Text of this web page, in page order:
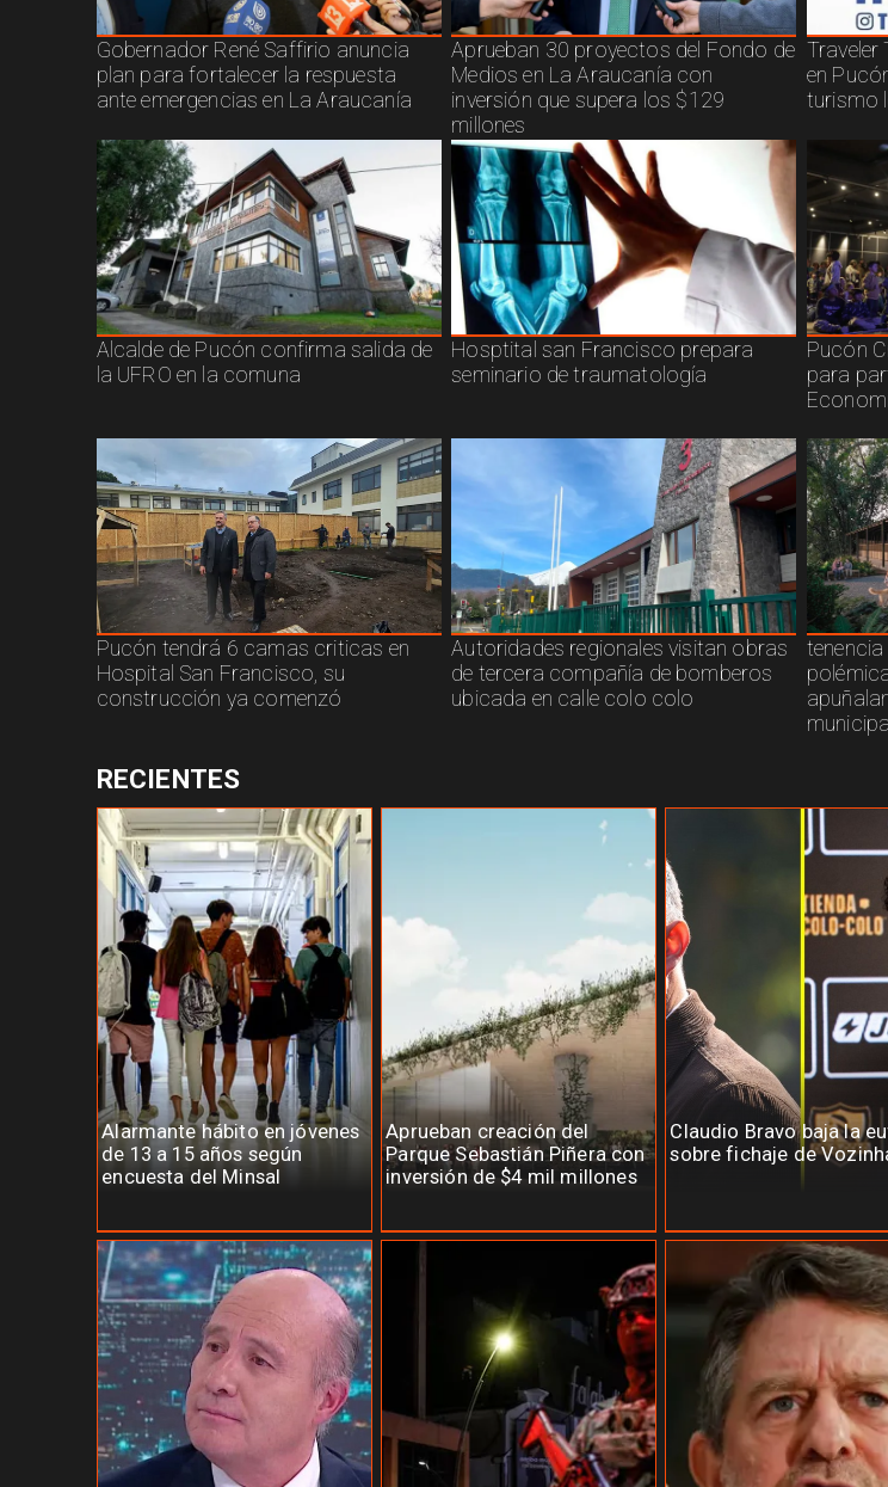
Gobernador René Saffirio anuncia
plan para fortalecer la respuesta
ante emergencias en La Araucanía
Aprueban 30 proyectos del Fondo de
Medios en La Araucanía con
inversión que supera los $129
millones
Traveler
en
turismo
Alcalde de Pucón confirma salida de
la UFRO en la comuna
Hosptital san Francisco prepara
seminario de traumatología
Pucón
para
Pucón tendrá 6 camas criticas en
Hospital San Francisco, su
construcción ya comenzó
Autoridades regionales visitan obras
de tercera compañía de bomberos
ubicada en calle colo colo
municipal
Alarmante hábito en jóvenes
de 13 a 15 años según
encuesta del Minsal
Aprueban creación del
Parque Sebastián Piñera con
inversión de $4 mil millones
Claudio Bravo baja la
sobre fichaje de
RECIENTES